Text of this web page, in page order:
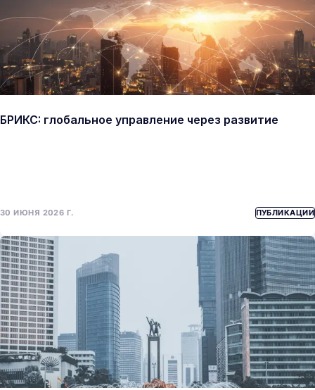
БРИКС: глобальное управление через развитие
30 ИЮНЯ 2026 Г. ПУБЛИКАЦИИ